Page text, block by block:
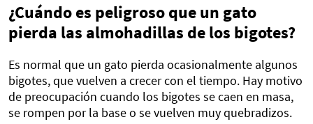
¿Cuándo es peligroso que un gato
pierda las almohadillas de los bigotes?
Es normal que un gato pierda ocasionalmente algunos
bigotes, que vuelven a crecer con el tiempo. Hay motivo
de preocupación cuando los bigotes se caen en masa,
se rompen por la base o se vuelven muy quebradizos.